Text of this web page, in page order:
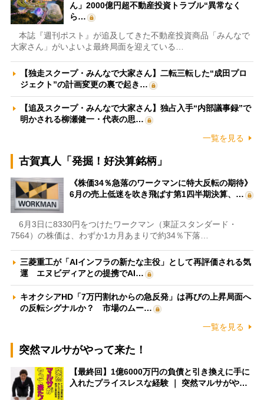
ん」2000億円超不動産投資トラブル“異常なく
ら…
本誌『週刊ポスト』が追及してきた不動産投資商品「みんなで
大家さん」がいよいよ最終局面を迎えている…
【独走スクープ・みんなで大家さん】二転三転した“成田プロ
ジェクト”の計画変更の裏で起き…
【追及スクープ・みんなで大家さん】独占入手“内部議事録”で
明かされる柳瀬健一・代表の思…
一覧を見る
古賀真人「発掘！好決算銘柄」
《株価34％急落のワークマンに特大反転の期待》
6月の売上低迷を吹き飛ばす第1四半期決算、…
6月3日に8330円をつけたワークマン（東証スタンダード・
7564）の株価は、わずか1カ月あまりで約34％下落…
三菱重工が「AIインフラの新たな主役」として再評価される気
運 エヌビディアとの提携でAI…
キオクシアHD「7万円割れからの急反発」は再びの上昇局面へ
の反転シグナルか？ 市場のムー…
一覧を見る
突然マルサがやって来た！
【最終回】1億6000万円の負債と引き換えに手に
入れたプライスレスな経験 ｜ 突然マルサがや…